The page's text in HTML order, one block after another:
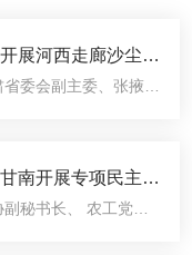
展河西走廊沙尘暴
监督调研
委会副主委、张掖市
南开展专项民主监
秘书长、 农工党甘